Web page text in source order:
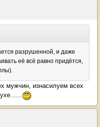
разрушенной, и даже
её всё равно придётся,
мужчин, изнасилуем всех